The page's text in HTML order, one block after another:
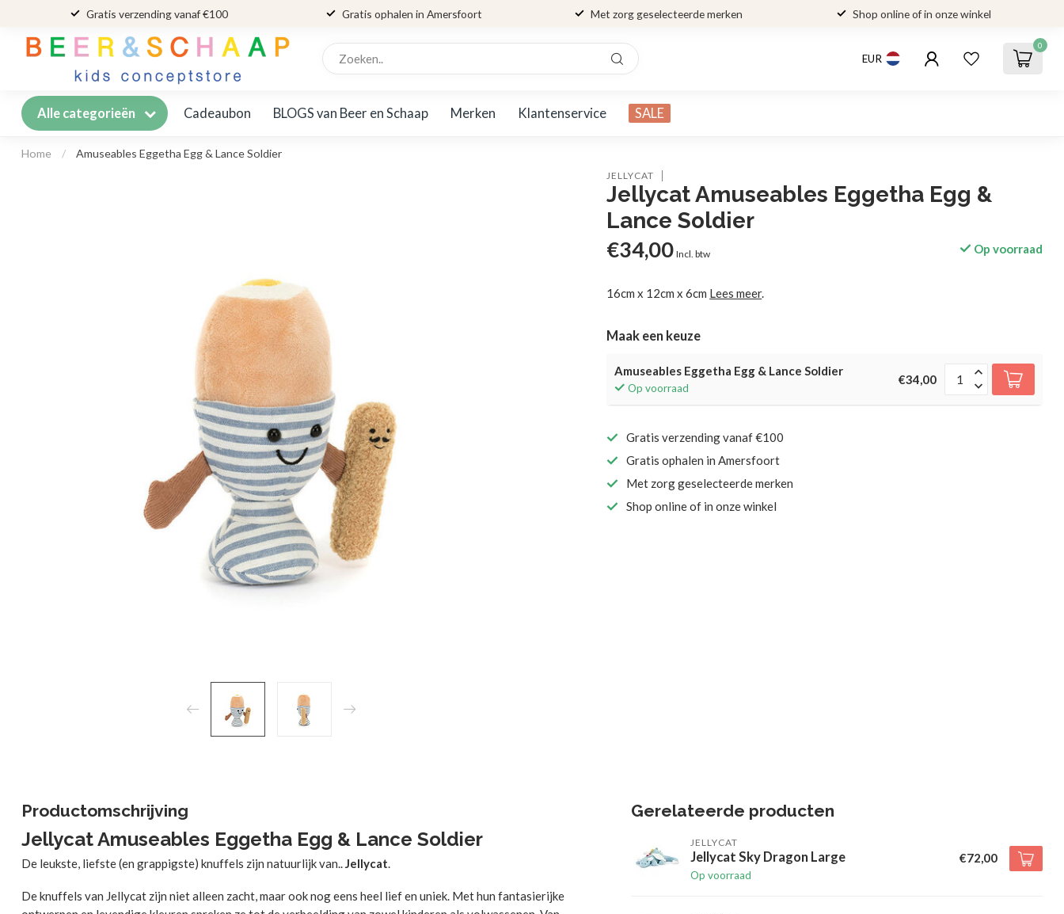
Gratis verzending vanaf €100 Gratis ophalen in Amersfoort Met zorg geselecteerde merken Shop online of in onze winkel
EUR
0
Alle categorieën Cadeaubon BLOGS van Beer en Schaap Merken Klantenservice SALE
Home / Amuseables Eggetha Egg & Lance Soldier
JELLYCAT
Jellycat Amuseables Eggetha Egg &
Lance Soldier
€34,00 Incl. btw Op voorraad
16cm x 12cm x 6cm Lees meer.
Maak een keuze
Amuseables Eggetha Egg & Lance Soldier
Op voorraad
€34,00
Gratis verzending vanaf €100
Gratis ophalen in Amersfoort
Met zorg geselecteerde merken
Shop online of in onze winkel
Productomschrijving
Jellycat Amuseables Eggetha Egg & Lance Soldier
De leukste, liefste (en grappigste) knuffels zijn natuurlijk van..Jellycat.
De knuffels van Jellycat zijn niet alleen zacht, maar ook nog eens heel lief en uniek. Met hun fantasierijke
Gerelateerde producten
JELLYCAT
Jellycat Sky Dragon Large
Op voorraad
€72,00